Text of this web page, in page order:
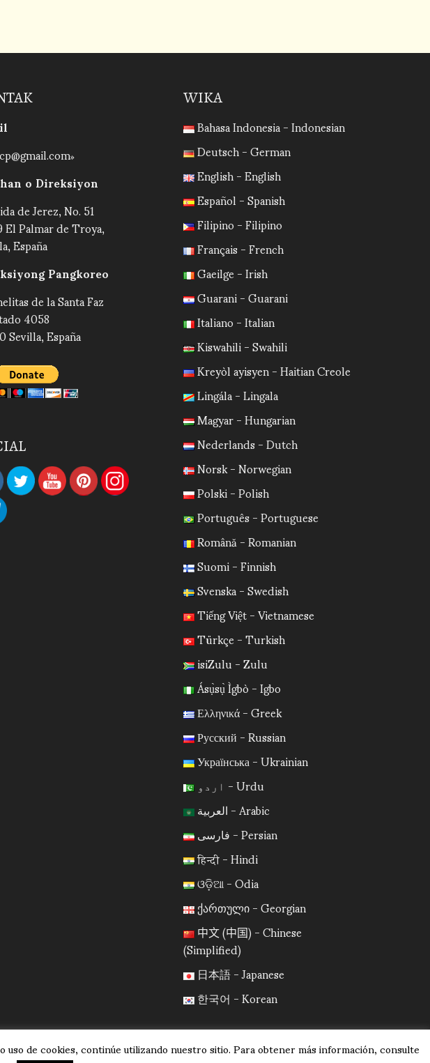
o Direksiyon
de Jerez, No. 51
El Palmar de Troya,
España
Pangkoreo
de la Santa Faz
4058
Sevilla, España
WIKA
Bahasa Indonesia - Indonesian
Deutsch - German
English - English
Español - Spanish
Filipino - Filipino
Français - French
Gaeilge - Irish
Guarani - Guarani
Italiano - Italian
Kiswahili - Swahili
Kreyòl ayisyen - Haitian Creole
Lingála - Lingala
Magyar - Hungarian
Nederlands - Dutch
Norsk - Norwegian
Polski - Polish
Português - Portuguese
Română - Romanian
Suomi - Finnish
Svenska - Swedish
Tiếng Việt - Vietnamese
Türkçe - Turkish
isiZulu - Zulu
Ásụ̀sụ̀ Ìgbò - Igbo
Ελληνικά - Greek
Русский - Russian
Українська - Ukrainian
اردو - Urdu
العربية - Arabic
فارسی - Persian
हिन्दी - Hindi
ଓଡ଼ିଆ - Odia
ქართული - Georgian
中文 (中国) - Chinese
(Simplified)
日本語 - Japanese
한국어 - Korean
de cookies, continúe utilizando nuestro sitio. Para obtener más información, consulte